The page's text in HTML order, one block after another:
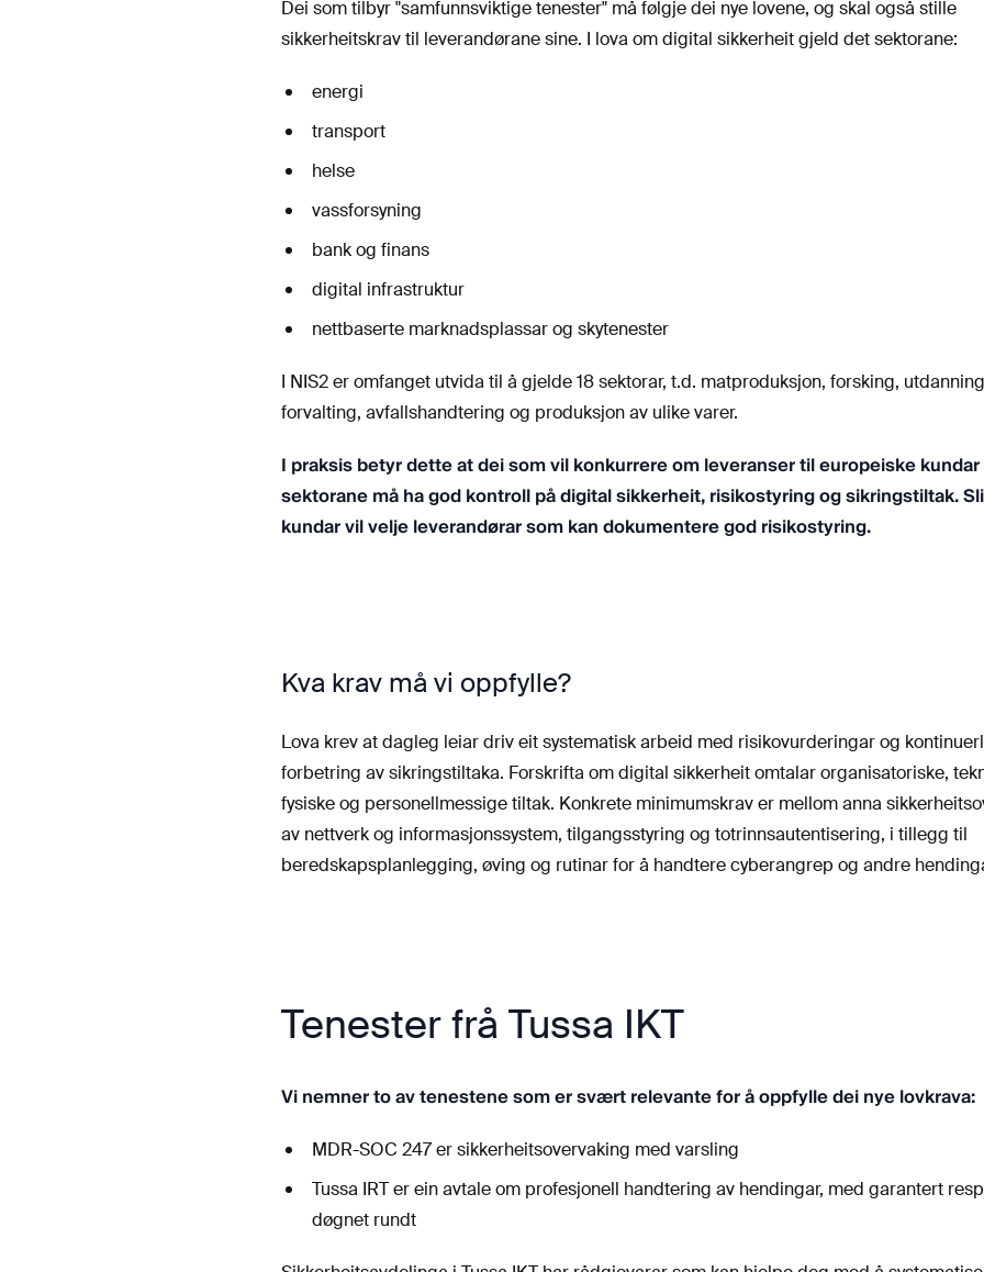
Dei som tilbyr "samfunnsviktige tenester" må følgje dei nye lovene, og skal også stille
sikkerheitskrav til leverandørane sine. I lova om digital sikkerheit gjeld det sektorane:
energi
transport
helse
vassforsyning
bank og finans
digital infrastruktur
nettbaserte marknadsplassar og skytenester
I NIS2 er omfanget utvida til å gjelde 18 sektorar, t.d. matproduksjon, forsking,
forvalting, avfallshandtering og produksjon av ulike varer.
I praksis betyr dette at dei som vil konkurrere om leveranser til europeiske
sektorane må ha god kontroll på digital sikkerheit, risikostyring og sikringstiltak.
kundar vil velje leverandørar som kan dokumentere god risikostyring.
Kva krav må vi oppfylle?
Lova krev at dagleg leiar driv eit systematisk arbeid med risikovurderingar og
forbetring av sikringstiltaka. Forskrifta om digital sikkerheit omtalar organisatoriske,
fysiske og personellmessige tiltak. Konkrete minimumskrav er mellom anna
av nettverk og informasjonssystem, tilgangsstyring og totrinnsautentisering, i tillegg til
beredskapsplanlegging, øving og rutinar for å handtere cyberangrep og andre
Tenester frå Tussa IKT
Vi nemner to av tenestene som er svært relevante for å oppfylle dei nye lovkrava:
MDR-SOC 247 er sikkerheitsovervaking med varsling
Tussa IRT er ein avtale om profesjonell handtering av hendingar, med garantert
døgnet rundt